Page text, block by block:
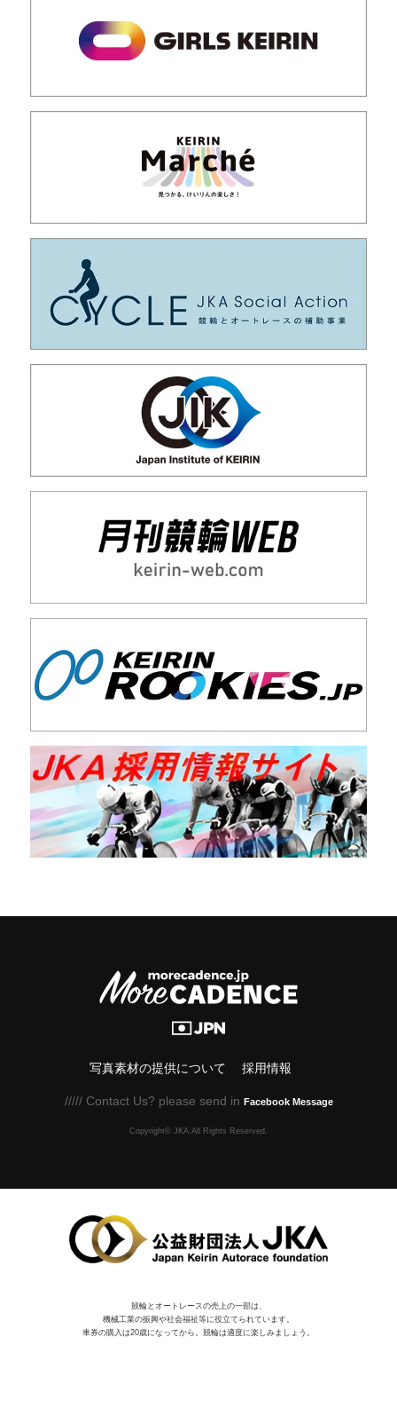
写真素材の提供について 採用情報
///// Contact Us? please send in Facebook Message
Copyright© JKA.All Rights Reserved.
競輪とオートレースの売上の一部は、
機械⼯業の振興や社会福祉等に役⽴てられています。
車券の購入は20歳になってから。競輪は適度に楽しみましょう。